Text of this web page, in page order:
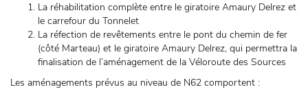
La réhabilitation complète entre le giratoire Amaury Delrez et
le carrefour du Tonnelet
La réfection de revêtements entre le pont du chemin de fer
(côté Marteau) et le giratoire Amaury Delrez, qui permettra la
finalisation de l’aménagement de la Véloroute des Sources
Les aménagements prévus au niveau de N62 comportent :